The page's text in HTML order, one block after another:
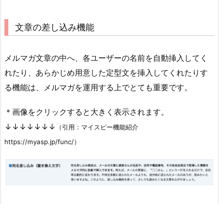
文章の差し込み機能
メルマガ文章の中へ、各ユーザーの名前を自動挿入してく
れたり、あらかじめ用意した定型文を挿入してくれたりす
る機能は、メルマガを運用する上でとても重要です。
＊画像をクリックすると大きく表示されます。
↓↓↓↓↓↓↓
（引用：マイスピー機能紹介
https://myasp.jp/func/）